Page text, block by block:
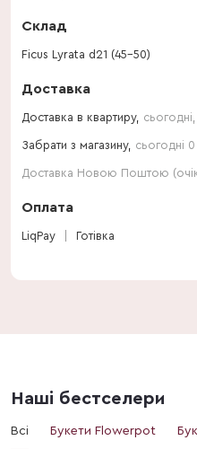
Склад
Ficus Lyrata d21 (45-50)
Доставка
Доставка в квартиру, сьогодні
Забрати з магазину, сьогодні
Доставка Новою Поштою
Оплата
LiqPay Готівка
Наші бестселери
Всі Букети Flowerpot